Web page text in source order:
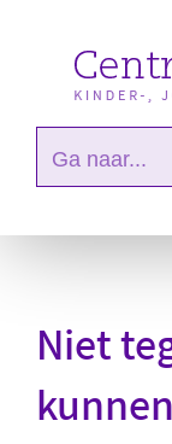
Ga naar...
Niet
kunnen